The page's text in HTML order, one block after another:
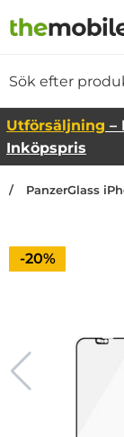
Utförsäljning –
Inköpspris
PanzerGlass
Priset är
-20%